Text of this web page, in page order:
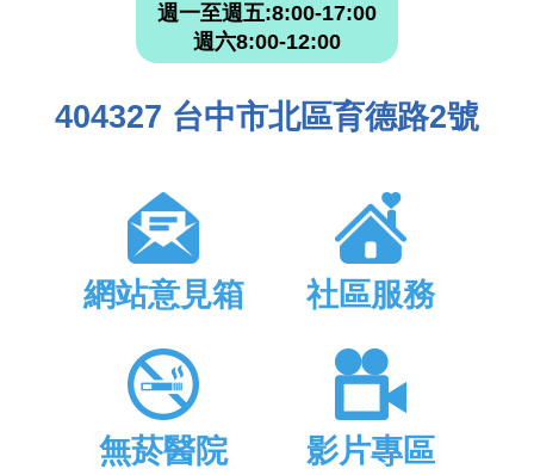
週一至週五:8:00-17:00
週六8:00-12:00
404327 台中市北區育德路2號
網站意見箱 社區服務
無菸醫院 影片專區